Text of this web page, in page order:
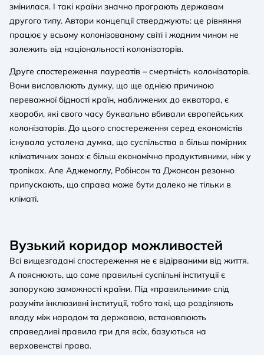
змінилася. І такі країни значно програють державам
другого типу. Автори концепції стверджують: це рівняння
працює у всьому колонізованому світі і жодним чином не
залежить від національності колонізаторів.
Друге спостереження лауреатів – смертність колонізаторів.
Вони висловлюють думку, що ще однією причиною
переважної бідності країн, наближених до екватора, є
хвороби, які свого часу буквально вбивали європейських
колонізаторів. До цього спостереження серед економістів
існувала усталена думка, що суспільства в більш помірних
кліматичних зонах є більш економічно продуктивними, ніж у
тропіках. Але Аджемоглу, Робінсон та Джонсон резонно
припускають, що справа може бути далеко не тільки в
кліматі.
Вузький коридор можливостей
Всі вищезгадані спостереження не є відірваними від життя.
А пояснюють, що саме правильні суспільні інституції є
запорукою заможності країни. Під «правильними» слід
розуміти інклюзивні інституції, тобто такі, що розділяють
владу між народом та державою, встановлюють
справедливі правила гри для всіх, базуються на
верховенстві права.